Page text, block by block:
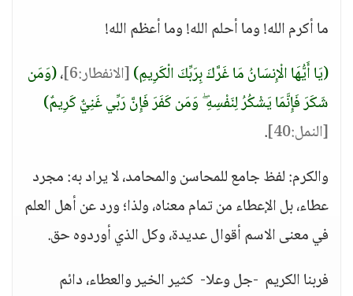
ما أكرم الله! وما أحلم الله! وما أعظم الله!
(يَا أَيُّهَا الْإِنسَانُ مَا غَرَّكَ بِرَبِّكَ الْكَرِيمِ)[الانفطار:6] ،(وَمَن
شَكَرَ فَإِنَّمَا يَشْكُرُ لِنَفْسِهِ ۖ وَمَن كَفَرَ فَإِنَّ رَبِّي غَنِيٌّ كَرِيمٌ)
[النمل:40]
.
والكرم: لفظ جامع للمحاسن والمحامد، لا يراد به: مجرد
عطاء، بل الإعطاء من تمام معناه، ولذا؛ ورد عن أهل العلم
في معنى الاسم أقوال عديدة، وكل الذي أوردوه حق.
فربنا الكريم -جل وعلا- كثير الخير والعطاء، دائم